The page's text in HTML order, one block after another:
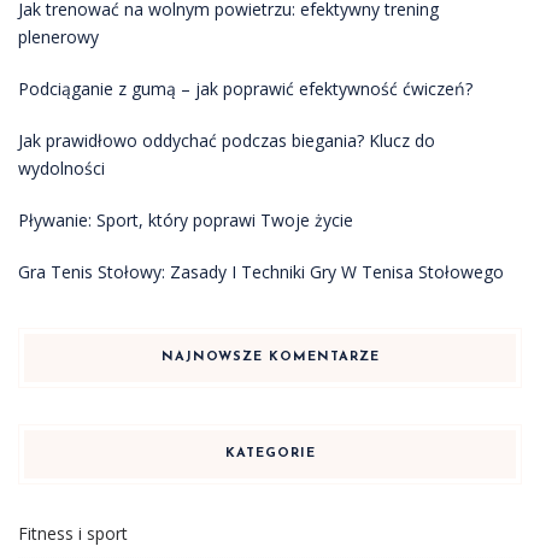
Jak trenować na wolnym powietrzu: efektywny trening
plenerowy
Podciąganie z gumą – jak poprawić efektywność ćwiczeń?
Jak prawidłowo oddychać podczas biegania? Klucz do
wydolności
Pływanie: Sport, który poprawi Twoje życie
Gra Tenis Stołowy: Zasady I Techniki Gry W Tenisa Stołowego
NAJNOWSZE KOMENTARZE
KATEGORIE
Fitness i sport